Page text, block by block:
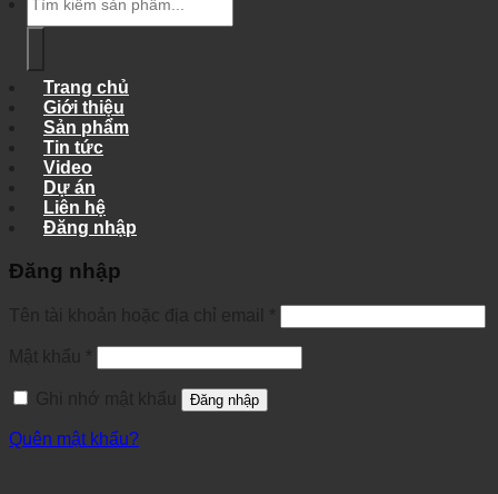
kiếm:
Trang chủ
Giới thiệu
Sản phẩm
Tin tức
Video
Dự án
Liên hệ
Đăng nhập
Đăng nhập
Đăng nhập
Quên mật khẩu?